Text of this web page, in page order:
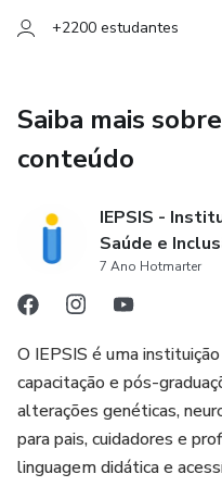
desenvolvimento
-------------
A FORMAÇÃO
programa completo e
sobre o Transtorno do
Com uma abordagem
vai além da teoria e
aplicáveis para atuar em
desenvolvimento e
Criado por especialistas
uma experiência profunda
+2200 estudantes
Saiba mais
conteúdo
IEPSIS -
Saúde e
7 Ano Hotmarter
O IEPSIS é uma
capacitação e pós-
alterações genéticas,
para pais, cuidadores e
linguagem didática e